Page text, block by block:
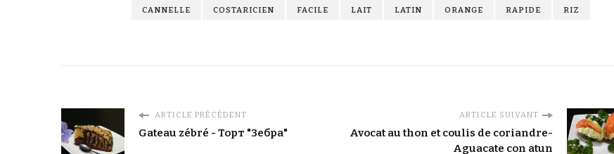
CANNELLE COSTARICIEN FACILE LAIT LATIN ORANGE RAPIDE RIZ
ARTICLE PRÉCÉDENT
Gateau zébré - Торт "Зебра"
ARTICLE SUIVANT
Avocat au thon et coulis de coriandre-
Aguacate con atun